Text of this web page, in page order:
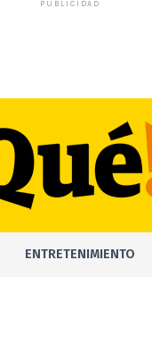
PUBLICIDAD
ENTRETENIMIENTO